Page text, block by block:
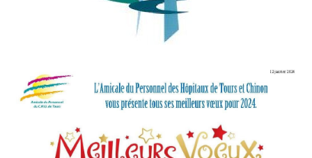
HÔPITAL DE CHINON
LES MEMBRES / LES PERMANENCES
PARTENAIRES 2026